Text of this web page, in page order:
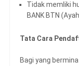
Tidak memliki
BANK BTN
Tata Cara
Bagi yang